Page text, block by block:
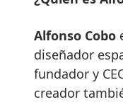
Alfonso Cobo
diseñador
fundador y
creador